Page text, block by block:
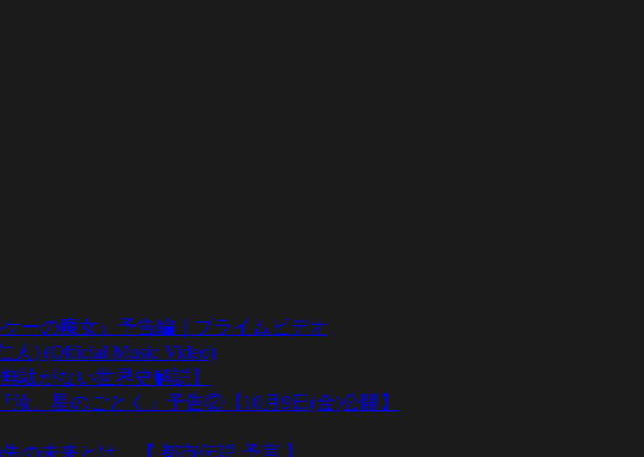
ーの魔女』予告編｜プライムビデオ
) (Official Music Video)
駄がない世界史解説】
、星のごとく』予告②【10月9日(金)公開】